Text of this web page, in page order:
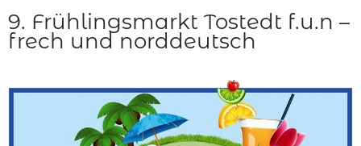
9. Frühlingsmarkt Tostedt f.u.n –
frech und norddeutsch